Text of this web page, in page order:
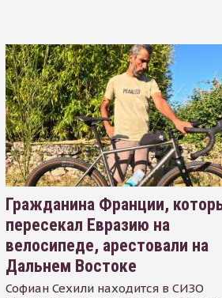
Гражданина Франции,
пересекал Евразию на
велосипеде, арестовали на
Дальнем Востоке
Софиан Сехили находится в СИЗО